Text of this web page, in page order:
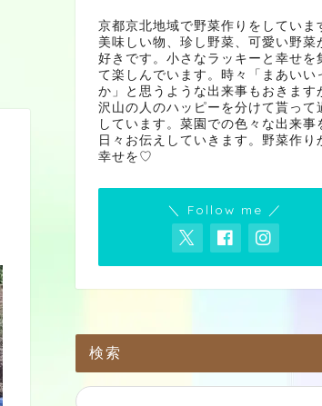
京都京北地域で野菜作りをしていま
美味しい物、珍し野菜、可愛い野菜
好きです。小さなラッキーと幸せを
て楽しんでいます。時々「まあいい
か」と思うような出来事もおきます
沢山の人のハッピーを分けて貰って
しています。菜園での色々な出来事
日々お伝えしていきます。野菜作り
幸せを♡
＼ Follow me ／
検索